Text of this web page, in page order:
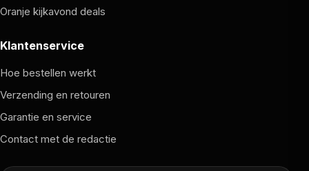
gecertificeerd papier bedrukt met soja-inkt, wat
milieubewustere gebruikers.
Oranje kijkavond deals
Klantenservice
Hoe bestellen werkt
Verzending en retouren
Garantie en service
Contact met de redactie